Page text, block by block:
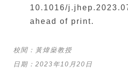
10.1016/
ahead of print.
校閱：黃煒燊教授
日期：2023年10月20日